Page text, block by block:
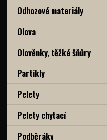
Odhozové materiály
Olova
Olověnky, těžké šňůry
Partikly
Pelety
Pelety chytací
Podběráky